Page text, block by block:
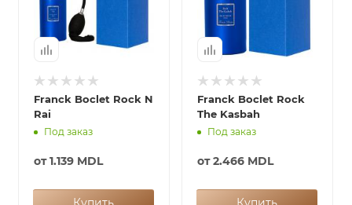
Franck Boclet Rock N
Rai
Под заказ
от1.139 MDL
Franck Boclet Rock
The Kasbah
Под заказ
от2.466 MDL